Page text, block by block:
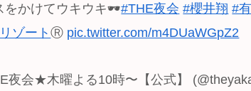
をかけてウキウキ🕶#THE夜会 #櫻井翔 #
ゾートⓇ pic.twitter.com/m4DUaWGpZ2
夜会★木曜よる10時〜【公式】